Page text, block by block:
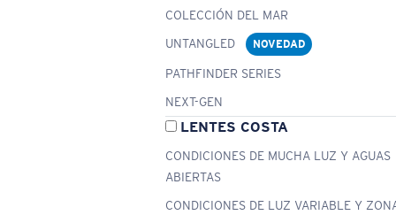
COLECCIÓN DEL MAR
UNTANGLED
NOVEDAD
PATHFINDER SERIES
NEXT-GEN
LENTES COSTA
CONDICIONES DE MUCHA LUZ Y AGUAS
ABIERTAS
CONDICIONES DE LUZ VARIABLE Y